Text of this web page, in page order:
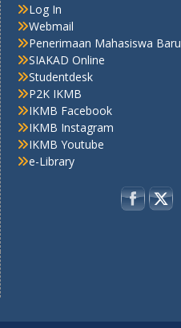
Log In
Webmail
Penerimaan Mahasiswa Baru
SIAKAD Online
Studentdesk
P2K IKMB
IKMB Facebook
IKMB Instagram
IKMB Youtube
e-Library